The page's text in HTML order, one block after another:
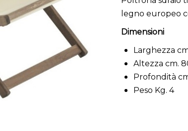
legno europeo
Dimensioni
Larghezza
Altezza cm.
Profondità
Peso Kg. 4